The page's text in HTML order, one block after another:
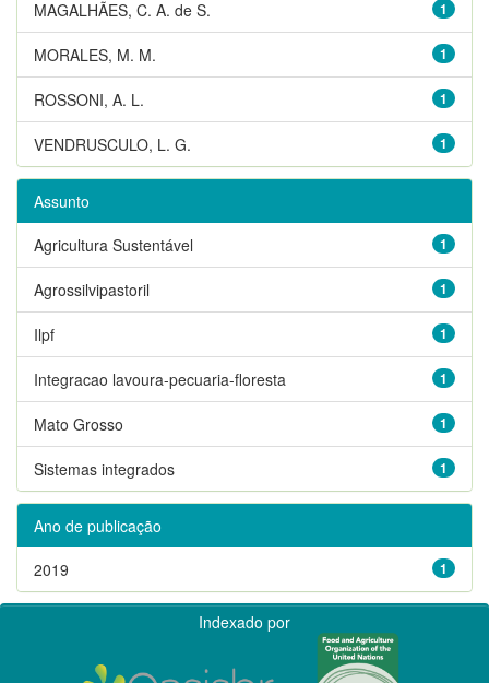
1
MAGALHÃES, C. A. de S.
1
MORALES, M. M.
1
ROSSONI, A. L.
1
VENDRUSCULO, L. G.
Assunto
1
Agricultura Sustentável
1
Agrossilvipastoril
1
Ilpf
1
Integracao lavoura-pecuaria-floresta
1
Mato Grosso
1
Sistemas integrados
Ano de publicação
1
2019
Indexado por